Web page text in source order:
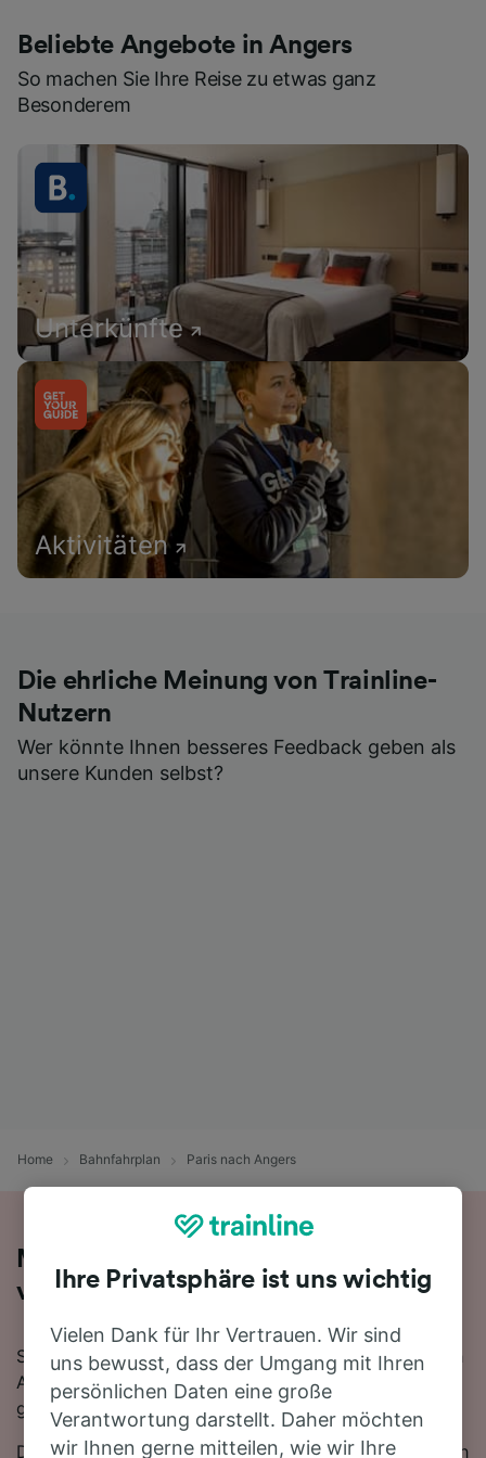
Beliebte Angebote in Angers
So machen Sie Ihre Reise zu etwas ganz
Besonderem
Unterkünfte
Aktivitäten
Die ehrliche Meinung von Trainline-
Nutzern
Wer könnte Ihnen besseres Feedback geben als
unsere Kunden selbst?
Home Bahnfahrplan Paris nach Angers
Mit dem Zug in 1 Stunde 21 Minuten
von Paris nach Angers
Sie denken darüber nach, für Ihre Reise von Paris nach
Angers den Zug zu nehmen? Bei uns sind Sie
goldrichtig!
Die schnellste Fahrtzeit, um die 265 km von Paris nach
Ihre Privatsphäre ist uns wichtig
Vielen Dank für Ihr Vertrauen. Wir sind
uns bewusst, dass der Umgang mit Ihren
persönlichen Daten eine große
Verantwortung darstellt. Daher möchten
wir Ihnen gerne mitteilen, wie wir Ihre